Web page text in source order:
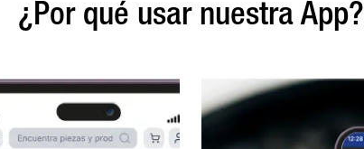
¿Por qué usar nuestra App?